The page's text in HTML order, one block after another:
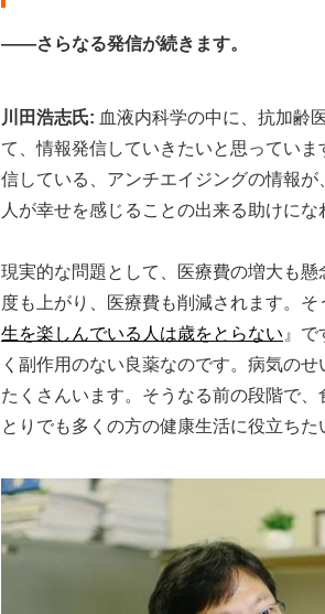
――さらなる発信が続きます。
川田浩志氏: 血液内科学の中に、抗加齢
て、情報発信していきたいと思ってい
信している、アンチエイジングの情報
人が幸せを感じることの出来る助けにな
現実的な問題として、医療費の増大も
度も上がり、医療費も削減されます。
生を楽しんでいる人は歳をとらない 』
く副作用のない良薬なのです。病気の
たくさんいます。そうなる前の段階で
とりでも多くの方の健康生活に役立ち